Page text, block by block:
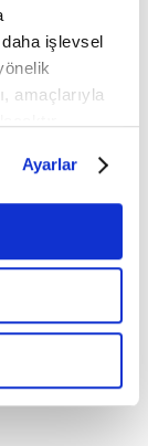
işlevsel
amaçlarıyla
için
uyarınca
daha
Ayarlar
bazı
bile...
ihtiyaçlarını